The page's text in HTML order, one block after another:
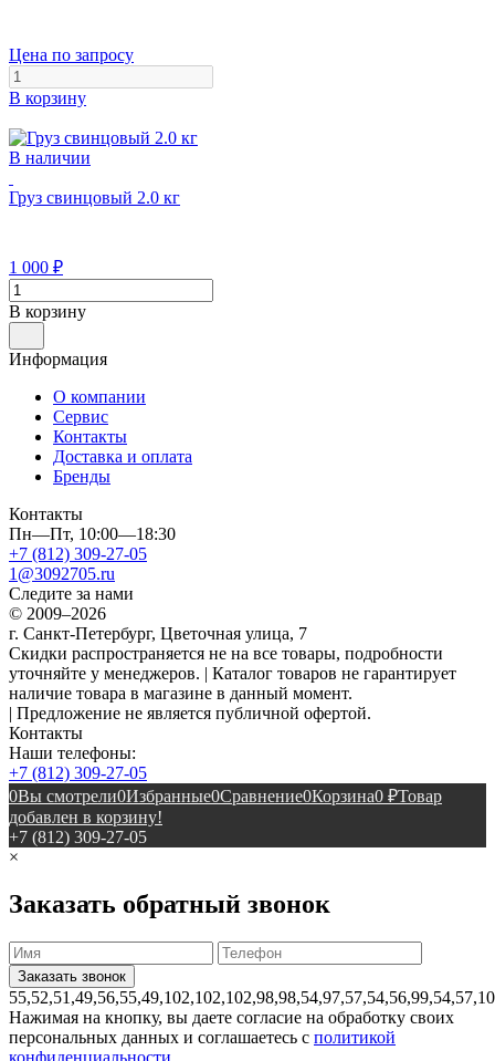
Цена по запросу
В корзину
В наличии
Груз свинцовый 2.0 кг
1 000 ₽
В корзину
Информация
О компании
Сервис
Контакты
Доставка и оплата
Бренды
Контакты
Пн—Пт, 10:00—18:30
+7 (812) 309-27-05
1@3092705.ru
Следите за нами
© 2009–2026
г. Санкт-Петербург, Цветочная улица, 7
Скидки распространяется не на все товары, подробности
уточняйте у менеджеров. | Каталог товаров не гарантирует
наличие товара в магазине в данный момент.
| Предложение не является публичной офертой.
Контакты
Наши телефоны:
+7 (812) 309-27-05
0Вы смотрели0Избранные0Сравнение0Корзина0 ₽Товар
добавлен в корзину!
+7 (812) 309-27-05
×
Заказать обратный звонок
Нажимая на кнопку, вы даете согласие на обработку своих
персональных данных и соглашаетесь с политикой
конфиденциальности